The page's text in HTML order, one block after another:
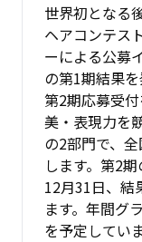
世界初となる
ヘアコンテス
ーによる公募
の第1期結果
第2期応募受
美・表現力を
の2部門で、
します。第2
12月31日、結
ます。年間グ
を予定していま